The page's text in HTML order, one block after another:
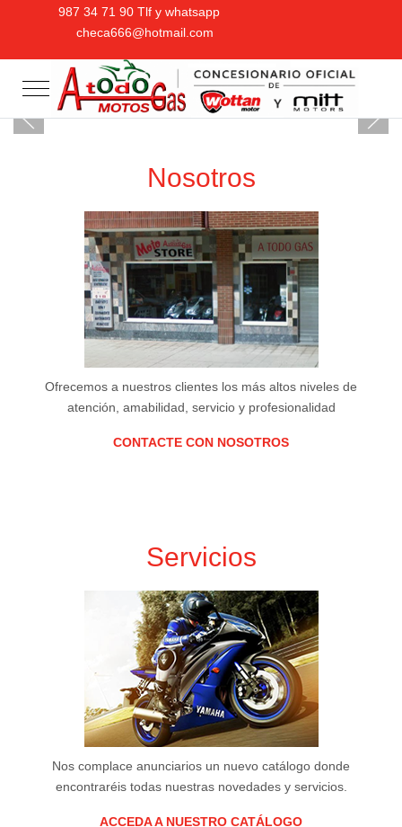
987 34 71 90 Tlf y whatsapp
checa666@hotmail.com
Mobile Menu Toggle
Nosotros
Ofrecemos a nuestros clientes los más altos niveles de
atención, amabilidad, servicio y profesionalidad
CONTACTE CON NOSOTROS
Servicios
Nos complace anunciarios un nuevo catálogo donde
encontraréis todas nuestras novedades y servicios.
ACCEDA A NUESTRO CATÁLOGO